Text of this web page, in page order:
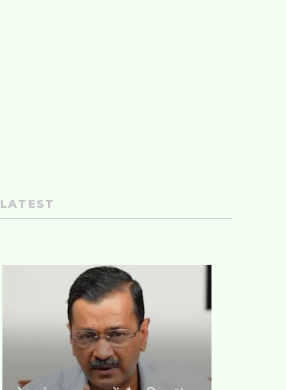
LATEST
मेरा इंस्टाग्राम क्यों बैन किया?’